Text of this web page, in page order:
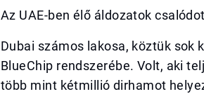
Az UAE-ben élő áldozatok
Dubai számos lakosa, köztük
BlueChip rendszerébe. Volt, aki
több mint kétmillió dirhamot